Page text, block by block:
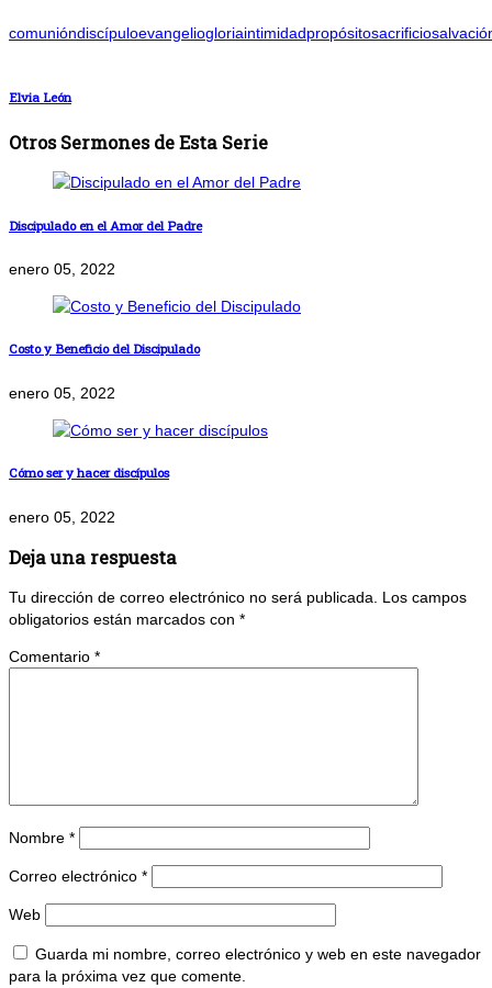
comunióndiscípuloevangeliogloriaintimidadpropósitosacrificio
Elvia León
Otros Sermones de Esta Serie
Discipulado en el Amor del Padre
enero 05, 2022
Costo y Beneficio del Discipulado
enero 05, 2022
Cómo ser y hacer discípulos
enero 05, 2022
Deja una respuesta
Tu dirección de correo electrónico no será publicada. Los campos
obligatorios están marcados con *
Comentario *
Nombre *
Correo electrónico *
Web
Guarda mi nombre, correo electrónico y web en este navegador
para la próxima vez que comente.